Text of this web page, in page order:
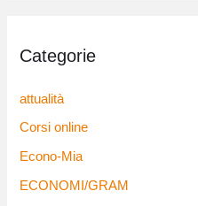
Categorie
attualità
Corsi online
Econo-Mia
ECONOMI/GRAM